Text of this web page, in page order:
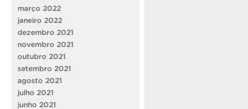
março 2022
janeiro 2022
dezembro 2021
novembro 2021
outubro 2021
setembro 2021
agosto 2021
julho 2021
junho 2021